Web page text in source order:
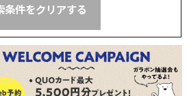
条件をクリアする